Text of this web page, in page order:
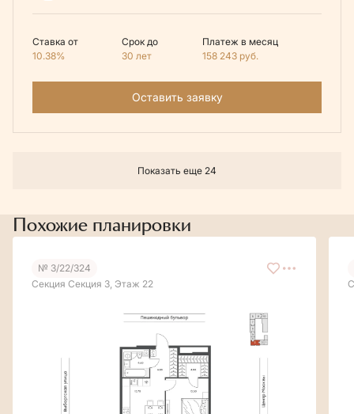
Ставка от
10.38%
Срок до
30 лет
Платеж в месяц
158 243 руб.
Оставить заявку
Показать еще 24
Похожие планировки
№ 3/22/324
Секция Секция 3, Этаж 22